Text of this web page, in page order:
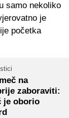
samo nekoliko
je
početka
na
zaboraviti:
je oborio